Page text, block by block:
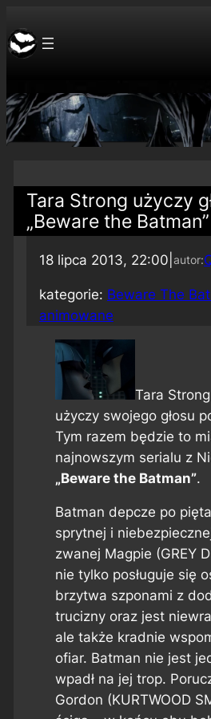
Tara Strong użyczy
„Beware the Batman”
18 lipca 2013, 22:00 autor:
kategorie: Beware The
animowane
Tara
użyczy swojego głosu
Tym razem będzie to
najnowszym serialu z
„Beware the Batman”.
Batman depcze po
sprytnej i
zwanej Magpie (GREY
nie tylko posługuje się
brzytwa szponami z
trucizny oraz jest
ale także kradnie
ofiar. Batman nie jest
wpadł na jej trop.
Gordon (KURTWOOD